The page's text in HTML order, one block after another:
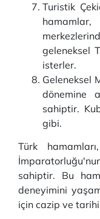
Turistik
geleneksel
isterler.
Geleneksel
dönemine
sahiptir.
gibi.
Türk
sahiptir. Bu
deneyimini
için cazip ve